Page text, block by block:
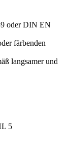
oder DIN EN
färbenden
langsamer und
5